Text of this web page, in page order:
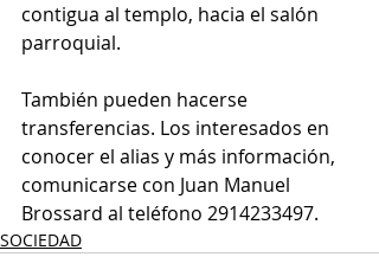
contigua al templo, hacia el salón
parroquial.
También pueden hacerse
transferencias. Los interesados en
conocer el alias y más información,
comunicarse con Juan Manuel
Brossard al teléfono 2914233497.
SOCIEDAD